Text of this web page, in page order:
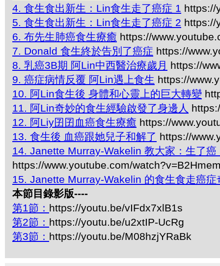
4. 食生食出新生：Lin食生走了癌症 1 https://
5. 食生食出新生：Lin食生走了癌症 2 https://
6. 布先生肺癌食生療癒 https://
7. Donald 食生終於告別了癌症 https://
8. 乳癌3B期 阿Lin中西醫治療歲月 https://
9. 癌症病情反覆 阿Lin遇上食生 https://
10. 阿Lin食生後 身體和心靈上的巨大轉變
11. 阿Lin奇妙的食生經驗啟發了身邊人
12. 阿Liy囝囝血癌食生療癒 https://
13. 食生後 血癌跟她兒子和解了 https://
14. Janette Murray-Wakelin 教大家：生了癌
https://www.youtube.com/
15. Janette Murray-Wakelin 的食生食走癌症
本節目錄影版----
第1節： https://youtu.be/vIFdx7xlB1s
第2節： https://youtu.be/u2xtIP-UcRg
第3節： https://youtu.be/M08hzjYRaBk